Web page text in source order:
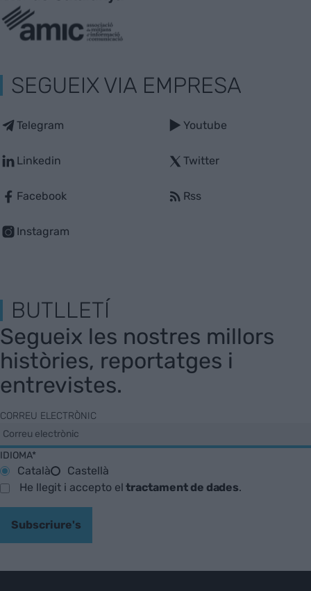
SEGUEIX VIA EMPRESA
Telegram
Linkedin
Facebook
Instagram
Youtube
Twitter
Rss
BUTLLETÍ
Segueix les nostres millors
històries, reportatges i
entrevistes.
CORREU ELECTRÒNIC
IDIOMA*
Català
Castellà
He llegit i accepto eltractament de dades.
Subscriure's